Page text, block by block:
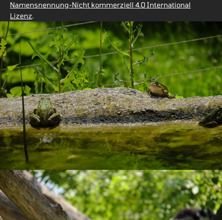
Namensnennung-Nicht kommerziell 4.0 International
Lizenz.